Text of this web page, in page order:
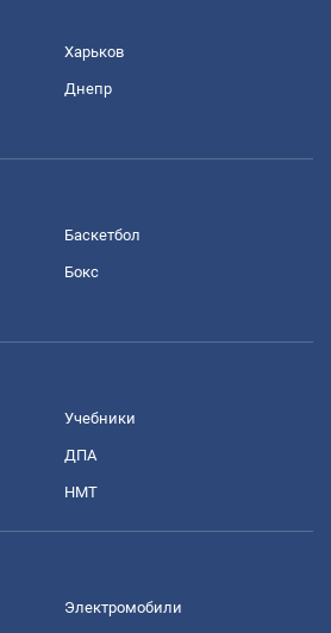
Харьков
Днепр
Баскетбол
Бокс
Учебники
ДПА
НМТ
Электромобили